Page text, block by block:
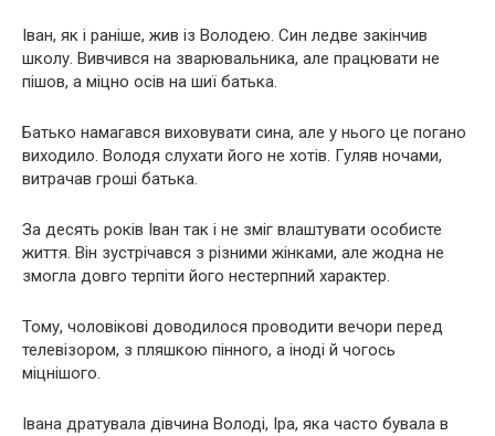
Іван, як і раніше, жив із Володею. Син ледве закінчив
школу. Вивчився на зварювальника, але працювати не
пішов, а міцно осів на шиї батька.
Батько намагався виховувати сина, але у нього це погано
виходило. Володя слухати його не хотів. Гуляв ночами,
витрачав гроші батька.
За десять років Іван так і не зміг влаштувати особисте
життя. Він зустрічався з різними жінками, але жодна не
змогла довго терпіти його нестерпний характер.
Тому, чоловікові доводилося проводити вечори перед
телевізором, з пляшкою пінного, а іноді й чогось
міцнішого.
Івана дратувала дівчина Володі, Іра, яка часто бувала в